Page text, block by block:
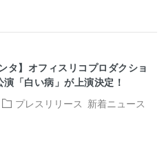
プレスリリース 新着ニュース
タ】オフィスリコプロダクショ
「白い病」が上演決定！